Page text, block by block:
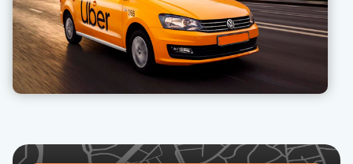
менеджери допоможуть розв’язати робочі питання та
порадять, як діяти у нестандартних ситуаціях з
пасажирами.